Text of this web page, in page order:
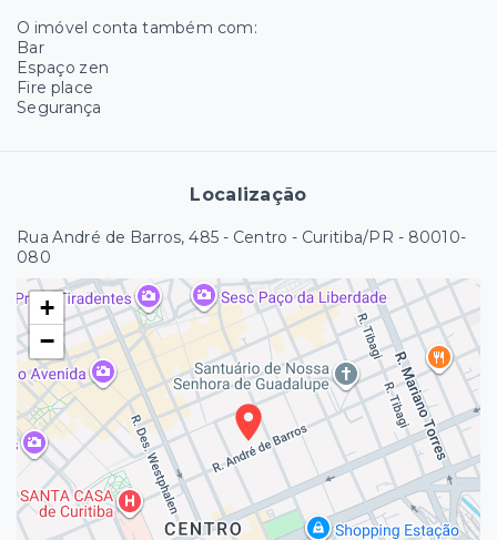
O imóvel conta também com:
Bar
Espaço zen
Fire place
Segurança
Localização
Rua André de Barros, 485 - Centro - Curitiba/PR - 80010-
080
+
−